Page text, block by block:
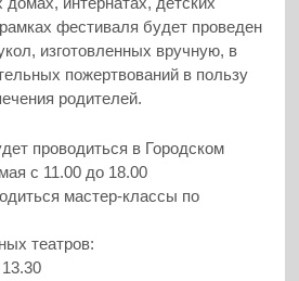
фестиваля будет проведен
изготовленных вручную, в
пожертвований в пользу
родителей.
проводиться в Городском
с 11.00 до 18.00
мастер-классы по
театров: